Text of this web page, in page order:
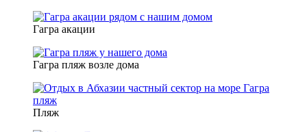
Гагра акации
Гагра пляж возле дома
Пляж